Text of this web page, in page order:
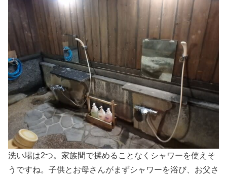
洗い場は2つ。家族間で揉めることなくシャワーを使えそ
うですね。子供とお母さんがまずシャワーを浴び、お父さ